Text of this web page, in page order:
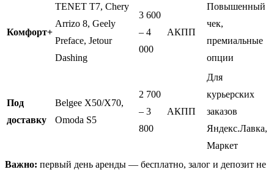
Комфорт+
TENET T7, Chery
Arrizo 8, Geely
Preface, Jetour
Dashing
3 600
– 4
000
АКПП
Повышенный
чек,
премиальные
опции
Под
доставку
Belgee X50/X70,
Omoda S5
2 700
– 3
800
АКПП
Для
курьерских
заказов
Яндекс.Лавка,
Маркет
Важно: первый день аренды — бесплатно, залог и депозит не